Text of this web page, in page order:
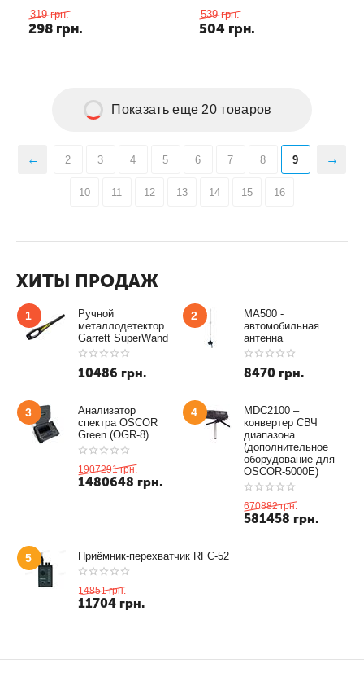
319 грн.
298 грн.
Diamond Plate (220)
539 грн.
504 грн.
Показать еще 20 товаров
2 3 4 5 6 7 8 9
10 11 12 13 14 15 16
ХИТЫ ПРОДАЖ
1
Ручной
металлодетектор
Garrett SuperWand
10486 грн.
2
MA500 -
автомобильная
антенна
8470 грн.
3
Анализатор
спектра OSCOR
Green (OGR-8)
1907291 грн.
1480648 грн.
4
MDC2100 –
конвертер СВЧ
диапазона
(дополнительное
оборудование для
OSCOR-5000E)
670882 грн.
581458 грн.
5 Приёмник-перехватчик RFC-52
14851 грн.
11704 грн.